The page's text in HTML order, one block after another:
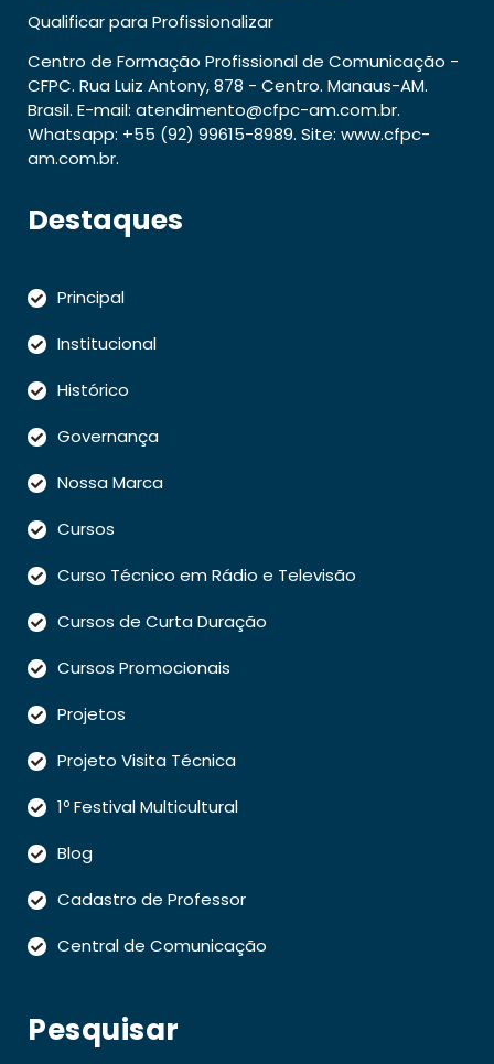
Qualificar para Profissionalizar
Centro de Formação Profissional de Comunicação -
CFPC. Rua Luiz Antony, 878 - Centro. Manaus-AM.
Brasil. E-mail: atendimento@cfpc-am.com.br.
Whatsapp: +55 (92) 99615-8989. Site: www.cfpc-
am.com.br.
Destaques
Principal
Institucional
Histórico
Governança
Nossa Marca
Cursos
Curso Técnico em Rádio e Televisão
Cursos de Curta Duração
Cursos Promocionais
Projetos
Projeto Visita Técnica
1º Festival Multicultural
Blog
Cadastro de Professor
Central de Comunicação
Pesquisar